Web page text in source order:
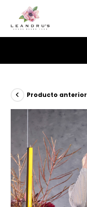
contenido
Producto anterior